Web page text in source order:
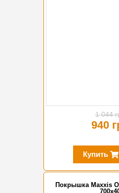
1 044
940
Купить
Покрышка Maxxis